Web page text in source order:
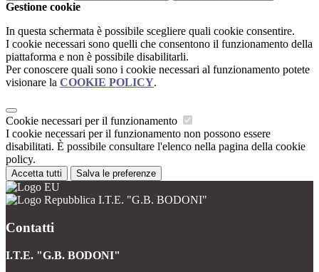
Gestione cookie
In questa schermata è possibile scegliere quali cookie consentire.
I cookie necessari sono quelli che consentono il funzionamento della
piattaforma e non è possibile disabilitarli.
Per conoscere quali sono i cookie necessari al funzionamento potete
visionare la COOKIE POLICY.
Cookie necessari per il funzionamento
I cookie necessari per il funzionamento non possono essere
disabilitati. È possibile consultare l'elenco nella pagina della cookie
policy.
Accetta tutti Salva le preferenze
I.T.E. "G.B. BODONI"
Contatti
I.T.E. "G.B. BODONI"